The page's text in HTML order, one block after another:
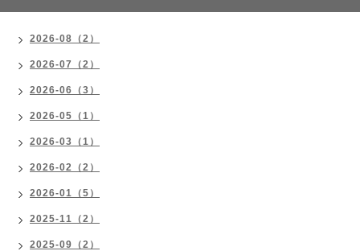
2026-08（2）
2026-07（2）
2026-06（3）
2026-05（1）
2026-03（1）
2026-02（2）
2026-01（5）
2025-11（2）
2025-09（2）